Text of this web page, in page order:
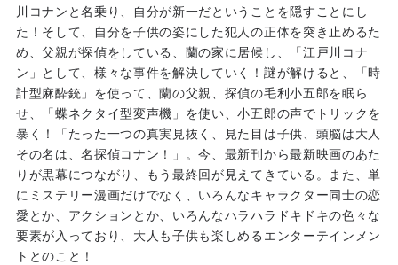
川コナンと名乗り、自分が新一だということを隠すことにし
た！そして、自分を子供の姿にした犯人の正体を突き止めるた
め、父親が探偵をしている、蘭の家に居候し、「江戸川コナ
ン」として、様々な事件を解決していく！謎が解けると、「時
計型麻酔銃」を使って、蘭の父親、探偵の毛利小五郎を眠ら
せ、「蝶ネクタイ型変声機」を使い、小五郎の声でトリックを
暴く！「たった一つの真実見抜く、見た目は子供、頭脳は大人
その名は、名探偵コナン！」。今、最新刊から最新映画のあた
りが黒幕につながり、もう最終回が見えてきている。また、単
にミステリー漫画だけでなく、いろんなキャラクター同士の恋
愛とか、アクションとか、いろんなハラハラドキドキの色々な
要素が入っており、大人も子供も楽しめるエンターテインメン
トとのこと！